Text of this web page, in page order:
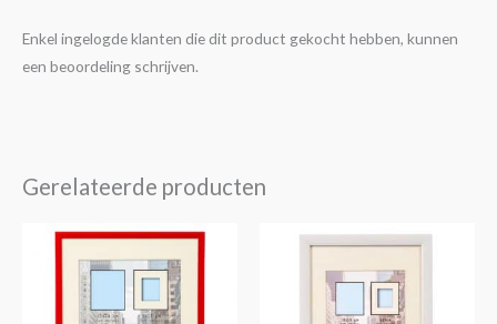
Enkel ingelogde klanten die dit product gekocht hebben, kunnen
een beoordeling schrijven.
Gerelateerde producten
Prijsklasse:
€4,25
tot
€14,30